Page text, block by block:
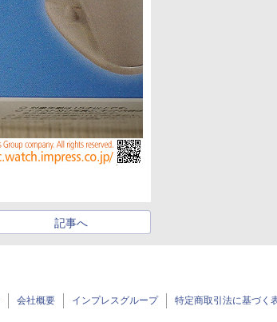
記事へ
会社概要 インプレスグループ 特定商取引法に基づく